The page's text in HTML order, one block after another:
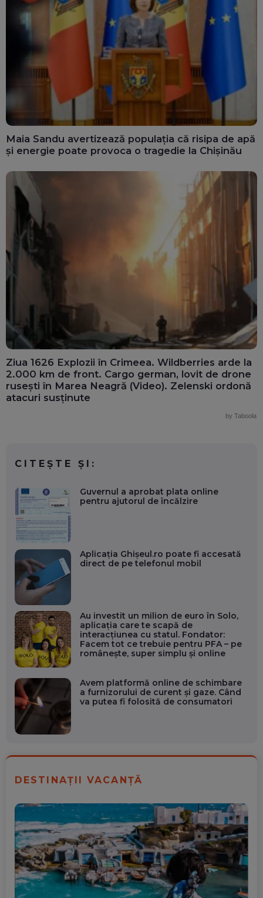
Maia Sandu avertizează populația că risipa de apă
și energie poate provoca o tragedie la Chișinău
Ziua 1626 Explozii în Crimeea. Wildberries arde la
2.000 km de front. Cargo german, lovit de drone
rusești în Marea Neagră (Video). Zelenski ordonă
atacuri susținute
by Taboola
CITEȘTE ȘI:
Guvernul a aprobat plata online
pentru ajutorul de încălzire
Aplicația Ghișeul.ro poate fi accesată
direct de pe telefonul mobil
Au investit un milion de euro în Solo,
aplicația care te scapă de
interacțiunea cu statul. Fondator:
Facem tot ce trebuie pentru PFA – pe
românește, super simplu și online
Avem platformă online de schimbare
a furnizorului de curent şi gaze. Când
va putea fi folosită de consumatori
DESTINAȚII VACANȚĂ